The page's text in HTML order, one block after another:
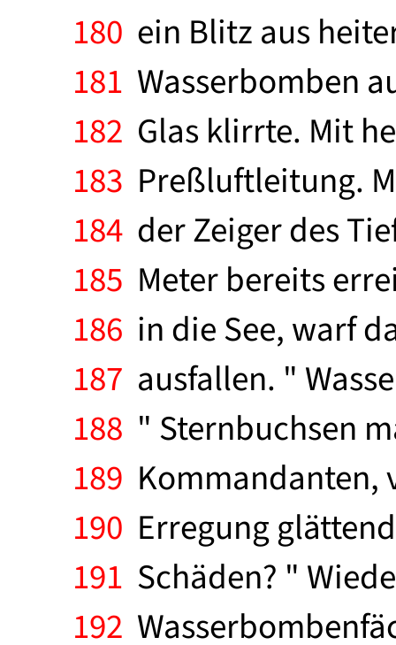
180 ein Blitz aus
181 Wasserbomben
182 Glas klirrte. Mit
183 Preßluftleitung.
184 der Zeiger des
185 Meter bereits
186 in die See, warf
187 ausfallen. "
188 " Sternbuchsen
189 Kommandanten,
190 Erregung
191 Schäden? "
192